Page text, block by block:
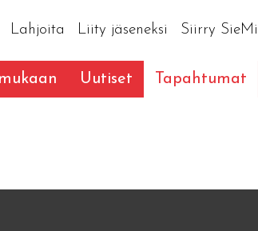
Lahjoita Liity jäseneksi Siirry
Uutiset Tapahtumat